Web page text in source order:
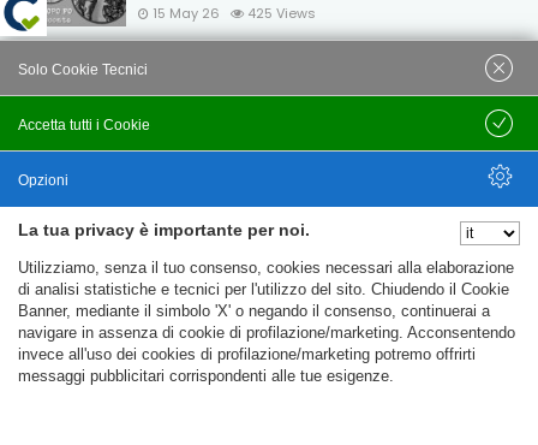
15 May 26 425 Views
VELEIA: NOTTI A VELEIA 2026: OMAGGIO A DARIO
FO
© C.T.F.R. srl Compagnia Teatrale Fo Rame | All rights
reserved Uffici e Sede Legale: Loc. Santa Cristina 14 - 06024
Gubbio (PG) Partita IVA e C.F. 09781020152
Privacy Policy Trasparenza My account
La tua privacy è importante per noi.
Utilizziamo, senza il tuo consenso, cookies necessari alla elaborazione
di analisi statistiche e tecnici per l'utilizzo del sito. Chiudendo il Cookie
Banner, mediante il simbolo 'X' o negando il consenso, continuerai a
navigare in assenza di cookie di profilazione/marketing. Acconsentendo
invece all'uso dei cookies di profilazione/marketing potremo offrirti
messaggi pubblicitari corrispondenti alle tue esigenze.
Accetta tutti i Cookie
Solo Cookie Tecnici
Salva
Opzioni
Nascondi Opzioni